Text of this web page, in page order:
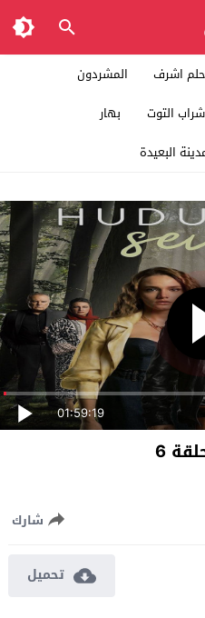
حلم اشرف
المشردون
شراب التوت
بهار
البعيدة
01:59:19
6
شارك
تحميل